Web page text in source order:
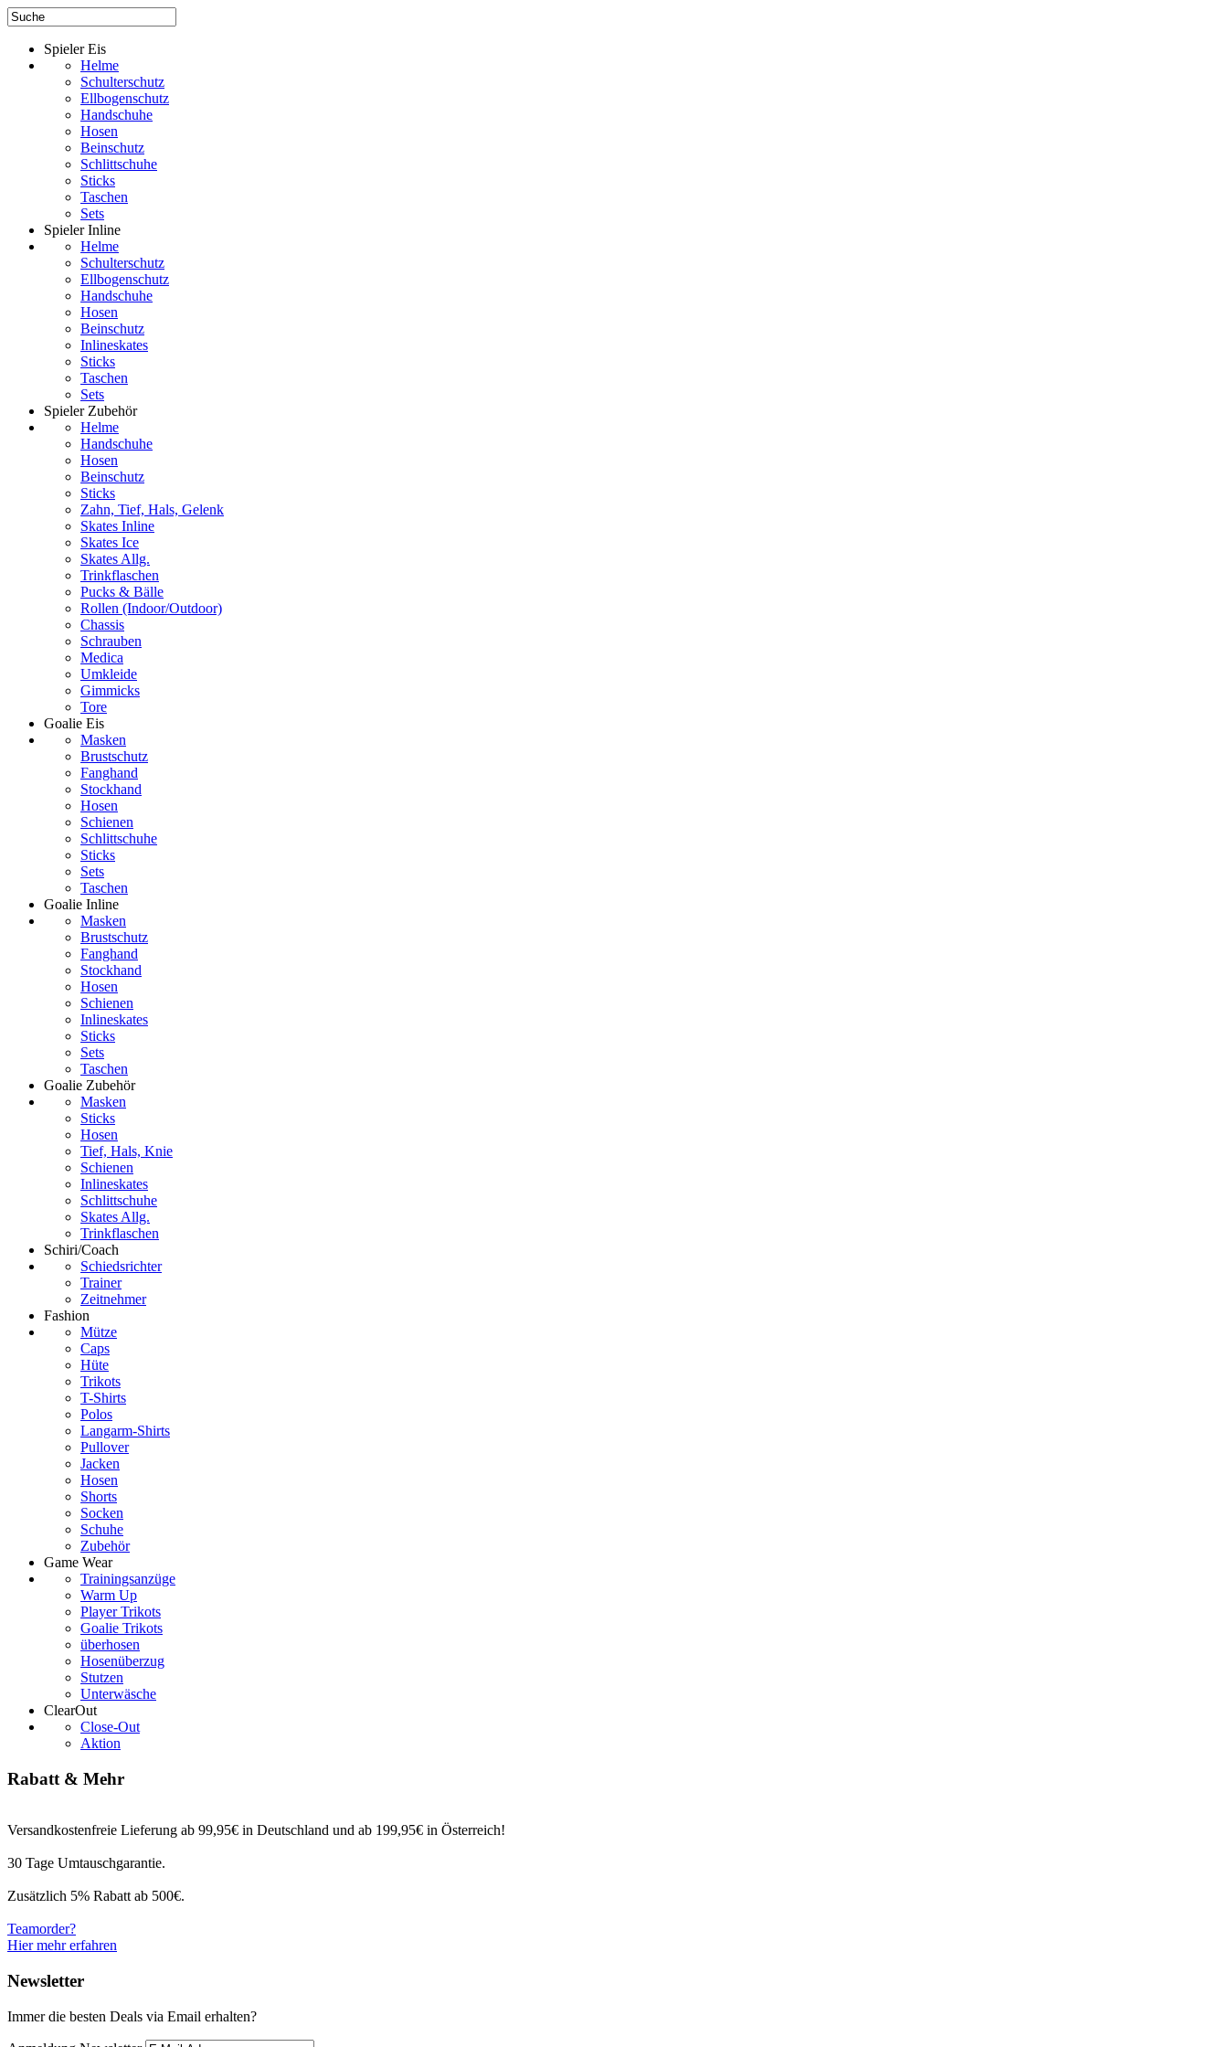
Spieler Eis
Helme
Schulterschutz
Ellbogenschutz
Handschuhe
Hosen
Beinschutz
Schlittschuhe
Sticks
Taschen
Sets
Spieler Inline
Helme
Schulterschutz
Ellbogenschutz
Handschuhe
Hosen
Beinschutz
Inlineskates
Sticks
Taschen
Sets
Spieler Zubehör
Helme
Handschuhe
Hosen
Beinschutz
Sticks
Zahn, Tief, Hals, Gelenk
Skates Inline
Skates Ice
Skates Allg.
Trinkflaschen
Pucks & Bälle
Rollen (Indoor/Outdoor)
Chassis
Schrauben
Medica
Umkleide
Gimmicks
Tore
Goalie Eis
Masken
Brustschutz
Fanghand
Stockhand
Hosen
Schienen
Schlittschuhe
Sticks
Sets
Taschen
Goalie Inline
Masken
Brustschutz
Fanghand
Stockhand
Hosen
Schienen
Inlineskates
Sticks
Sets
Taschen
Goalie Zubehör
Masken
Sticks
Hosen
Tief, Hals, Knie
Schienen
Inlineskates
Schlittschuhe
Skates Allg.
Trinkflaschen
Schiri/Coach
Schiedsrichter
Trainer
Zeitnehmer
Fashion
Mütze
Caps
Hüte
Trikots
T-Shirts
Polos
Langarm-Shirts
Pullover
Jacken
Hosen
Shorts
Socken
Schuhe
Zubehör
Game Wear
Trainingsanzüge
Warm Up
Player Trikots
Goalie Trikots
überhosen
Hosenüberzug
Stutzen
Unterwäsche
ClearOut
Close-Out
Aktion
Rabatt & Mehr
Versandkostenfreie Lieferung ab 99,95€ in Deutschland und ab 199,95€ in Österreich!
30 Tage Umtauschgarantie.
Zusätzlich 5% Rabatt ab 500€.
Teamorder?
Hier mehr erfahren
Newsletter
Immer die besten Deals via Email erhalten?